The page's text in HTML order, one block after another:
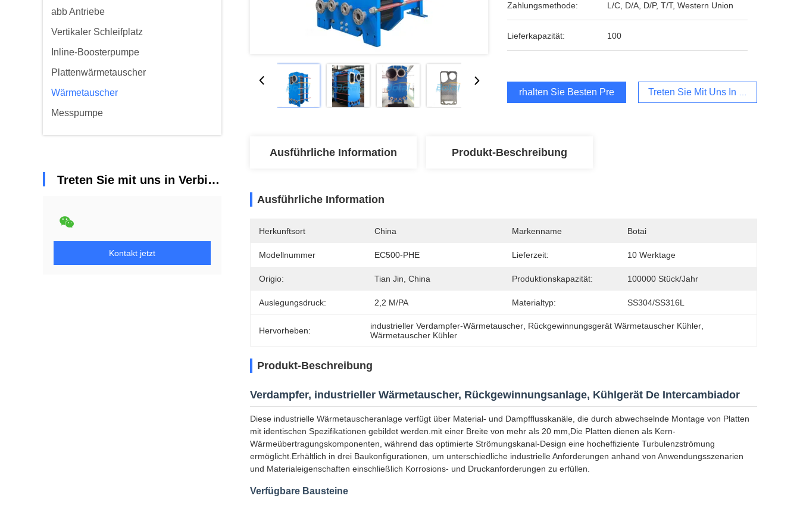
abb Antriebe
Vertikaler Schleifplatz
Inline-Boosterpumpe
Plattenwärmetauscher
Wärmetauscher
Messpumpe
Treten Sie mit uns in Verbindung
Kontakt jetzt
Zahlungsmethode: L/C, D/A, D/P, T/T, Western Union
Lieferkapazität: 100
Erhalten Sie Besten Preis Treten Sie Mit Uns In Verbindung
Ausführliche Information Produkt-Beschreibung
Ausführliche Information
Herkunftsort China Markenname Botai
Modellnummer EC500-PHE Lieferzeit: 10 Werktage
Origio: Tian Jin, China Produktionskapazität: 100000 Stück/Jahr
Auslegungsdruck: 2,2 M/PA Materialtyp: SS304/SS316L
Hervorheben: industrieller Verdampfer-Wärmetauscher Rückgewinnungsgerät Wärmetauscher Kühler
Wärmetauscher Kühler
Produkt-Beschreibung
Verdampfer, industrieller Wärmetauscher, Rückgewinnungsanlage, Kühlgerät De Intercambiador
Diese industrielle Wärmetauscheranlage verfügt über Material- und Dampfflusskanäle, die durch abwechselnde Montage von Platten
mit identischen Spezifikationen gebildet werden.mit einer Breite von mehr als 20 mm,Die Platten dienen als Kern-
Wärmeübertragungskomponenten, während das optimierte Strömungskanal-Design eine hocheffiziente Turbulenzströmung
ermöglicht.Erhältlich in drei Baukonfigurationen, um unterschiedliche industrielle Anforderungen anhand von Anwendungsszenarien
und Materialeigenschaften einschließlich Korrosions- und Druckanforderungen zu erfüllen.
Verfügbare Bausteine